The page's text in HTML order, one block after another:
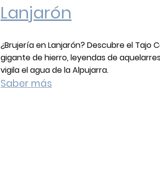
Lanjarón
¿Brujería en Lanjarón? Descubre el Tajo
gigante de hierro, leyendas de
vigila el agua de la Alpujarra.
Saber más